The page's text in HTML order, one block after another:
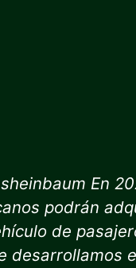
En
podrán
de
desarrollamos